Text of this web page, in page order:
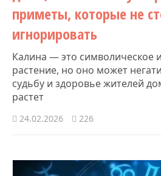
приметы, которые не
игнорировать
Калина — это символическое
растение, но оно может
судьбу и здоровье жителей
растет
24.02.2026 226